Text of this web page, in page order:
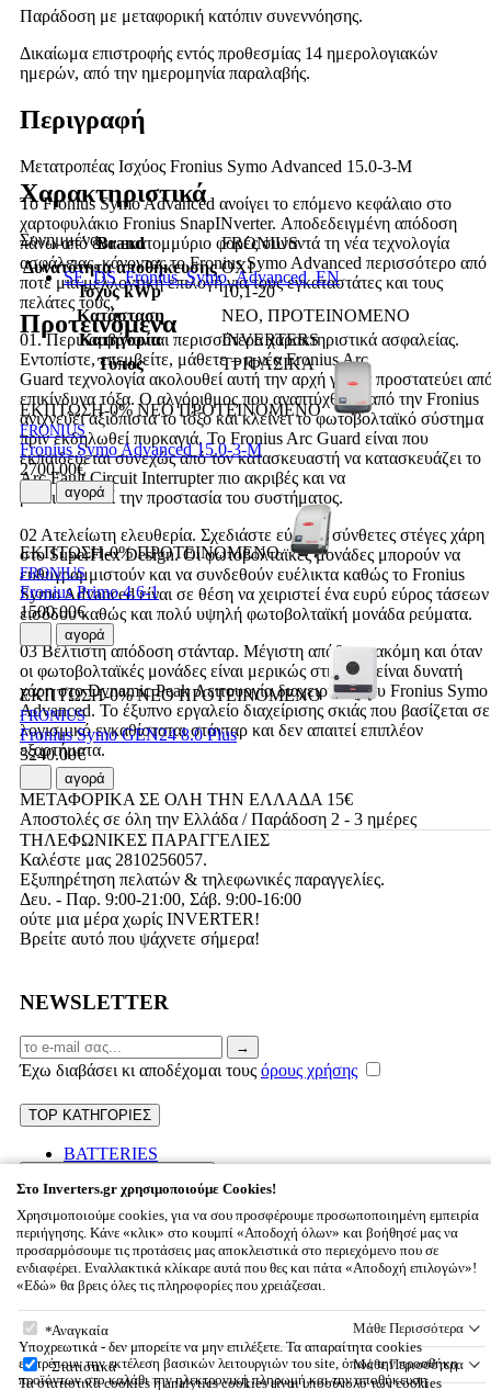
Παράδοση με μεταφορική κατόπιν συνεννόησης.
Δικαίωμα επιστροφής εντός προθεσμίας 14 ημερολογιακών
ημερών, από την ημερομηνία παραλαβής.
Περιγραφή
Μετατροπέας Ισχύος Fronius Symo Advanced 15.0-3-M
Το Fronius Symo Advanced ανοίγει το επόμενο κεφάλαιο στο
χαρτοφυλάκιο Fronius SnapINverter. Αποδεδειγμένη απόδοση
πάνω από ένα εκατομμύριο φορές συναντά τη νέα τεχνολογία
ασφάλειας, κάνοντας το Fronius Symo Advanced περισσότερο από
ποτέ μια μελλοντική επιλογή για τους εγκαταστάτες και τους
πελάτες τους.
01. Περιλαμβάνονται περισσότερα χαρακτηριστικά ασφαλείας.
Εντοπίστε, επεμβείτε, μάθετε – η νέα Fronius Arc
Guard τεχνολογία ακολουθεί αυτή την αρχή για να προστατεύει
επικίνδυνα τόξα. Ο αλγόριθμος που αναπτύχθηκε από την Fronius
ανιχνεύει αξιόπιστα το τόξο και κλείνει το φωτοβολταϊκό σύστημα
πριν εκδηλωθεί πυρκαγιά. Το Fronius Arc Guard είναι που
εκπαιδεύεται συνεχώς από τον κατασκευαστή να κατασκευάζει το
Arc Fault Circuit Interrupter πιο ακριβές και να
βελτιστοποιεί την προστασία του συστήματος.
02 Ατελείωτη ελευθερία. Σχεδιάστε εύκολα σύνθετες στέγες χάρη
στο SuperFlex Design. Οι φωτοβολταϊκές μονάδες μπορούν να
ευθυγραμμιστούν και να συνδεθούν ευέλικτα καθώς το Fronius
Symo Advanced είναι σε θέση να χειριστεί ένα ευρύ εύρος τάσεων
εισόδου καθώς και πολύ υψηλή φωτοβολταϊκή μονάδα ρεύματα.
03 Βέλτιστη απόδοση στάνταρ. Μέγιστη απόδοση ακόμη και όταν
οι φωτοβολταϊκές μονάδες είναι μερικώς στη σκιά είναι δυνατή
χάρη στο Dynamic Peak Λειτουργία διαχειριστή του Fronius Symo
Advanced. Το έξυπνο εργαλείο διαχείρισης σκιάς που βασίζεται σε
λογισμικό εγκαθίσταται στάνταρ και δεν απαιτεί επιπλέον
εξαρτήματα.
Χαρακτηριστικά
Brand
FRONIUS
Δυνατότητα αποθήκευσης ΟΧΙ
Ισχύς kWp
10,1-20
Κατάσταση
ΝΕΟ, ΠΡΟΤΕΙΝΟΜΕΝΟ
Κατηγορία
INVERTERS
Τύπος
ΤΡΙΦΑΣΙΚΑ
Συνημμένα
SE_DS_Fronius_Symo_Advanced_EN
Προτεινόμενα
ΕΚΠΤΩΣΗ-0% ΝΕΟ ΠΡΟΤΕΙΝΟΜΕΝΟ
FRONIUS
Fronius Symo Advanced 15.0-3-M
2700.00€
αγορά
ΕΚΠΤΩΣΗ-0% ΠΡΟΤΕΙΝΟΜΕΝΟ
FRONIUS
Fronius Primo 4.6-1
1500.00€
αγορά
ΕΚΠΤΩΣΗ-0% ΝΕΟ ΠΡΟΤΕΙΝΟΜΕΝΟ
FRONIUS
Fronius Symo GEN24 8.0 Plus
3240.00€
αγορά
ΜΕΤΑΦΟΡΙΚΑ ΣΕ ΟΛΗ ΤΗΝ ΕΛΛΑΔΑ 15€
Αποστολές σε όλη την Ελλάδα / Παράδοση 2 - 3 ημέρες
ΤΗΛΕΦΩΝΙΚΕΣ ΠΑΡΑΓΓΕΛΙΕΣ
Καλέστε μας 2810256057.
Εξυπηρέτηση πελατών & τηλεφωνικές παραγγελίες.
Δευ. - Παρ. 9:00-21:00, Σάβ. 9:00-16:00
ούτε μια μέρα χωρίς INVERTER!
Βρείτε αυτό που ψάχνετε σήμερα!
NEWSLETTER
Email →
Έχω διαβάσει κι αποδέχομαι τους όρους χρήσης
TOP ΚΑΤΗΓΟΡΙΕΣ
BATTERIES
PANELS
Τρόποι Αποστολής / Μεταφορικά
Επιστροφές προϊόντων
Cookies
ΠΛΗΡΟΦΟΡΙΕΣ
Εταιρικό προφίλ
Επικοινωνία
Όροι χρήσης
© 2026inverters.gr - G.E.MI.: 163040127000 -
Designed & developed byNETMECHANICS
inverters.gr - G.E.MI.: 163040127000 - Κωνσταντίνου Καβάφη 12
T.K. 71303, Ηράκλειο | k@inverters.gr | 2810256057
× Καλάθι Αγορών
Στο Inverters.gr χρησιμοποιούμε Cookies!
Χρησιμοποιούμε cookies, για να σου προσφέρουμε προσωποποιημένη εμπειρία
περιήγησης. Κάνε «κλικ» στο κουμπί «Αποδοχή όλων» και βοήθησέ μας να
προσαρμόσουμε τις προτάσεις μας αποκλειστικά στο περιεχόμενο που σε
ενδιαφέρει. Εναλλακτικά κλίκαρε αυτά που θες και πάτα «Αποδοχή επιλογών»!
«Εδώ» θα βρεις όλες τις πληροφορίες που χρειάζεσαι.
Στο Inverters.gr χρησιμοποιούμε Cookies!
Αναγκαία Μάθε Περισσότερα
Υποχρεωτικά - δεν μπορείτε να μην επιλέξετε. Τα απαραίτητα cookies
επιτρέπουν την εκτέλεση βασικών λειτουργιών του site, όπως την προσθήκη
προϊόντων στο καλάθι την ηλεκτρονική πληρωμή και την αποθήκευση
Στατιστικά Μάθε Περισσότερα
Τα στατιστικά cookies ή analytics cookies είναι υποσύνολο των cookies